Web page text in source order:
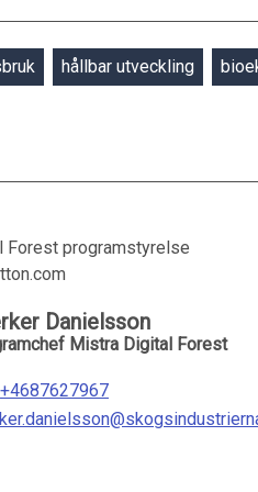
hållbar utveckling
Forest programstyrelse
Danielsson
Mistra Digital Forest
+4687627967